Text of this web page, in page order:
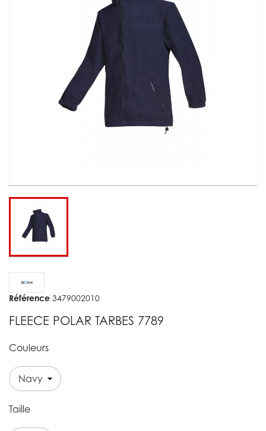
Référence 3479002010
FLEECE POLAR TARBES 7789
Couleurs
Taille